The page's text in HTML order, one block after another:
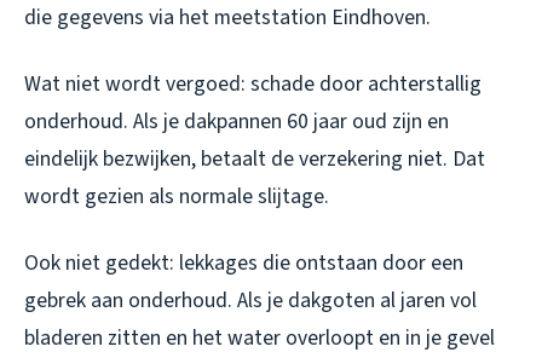
die gegevens via het meetstation Eindhoven.
Wat niet wordt vergoed: schade door achterstallig
onderhoud. Als je dakpannen 60 jaar oud zijn en
eindelijk bezwijken, betaalt de verzekering niet. Dat
wordt gezien als normale slijtage.
Ook niet gedekt: lekkages die ontstaan door een
gebrek aan onderhoud. Als je dakgoten al jaren vol
bladeren zitten en het water overloopt en in je gevel